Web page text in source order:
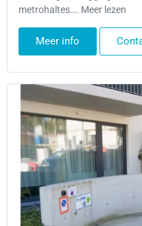
metrohaltes…. Meer lezen
Meer info